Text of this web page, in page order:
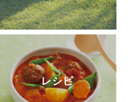
レシピ